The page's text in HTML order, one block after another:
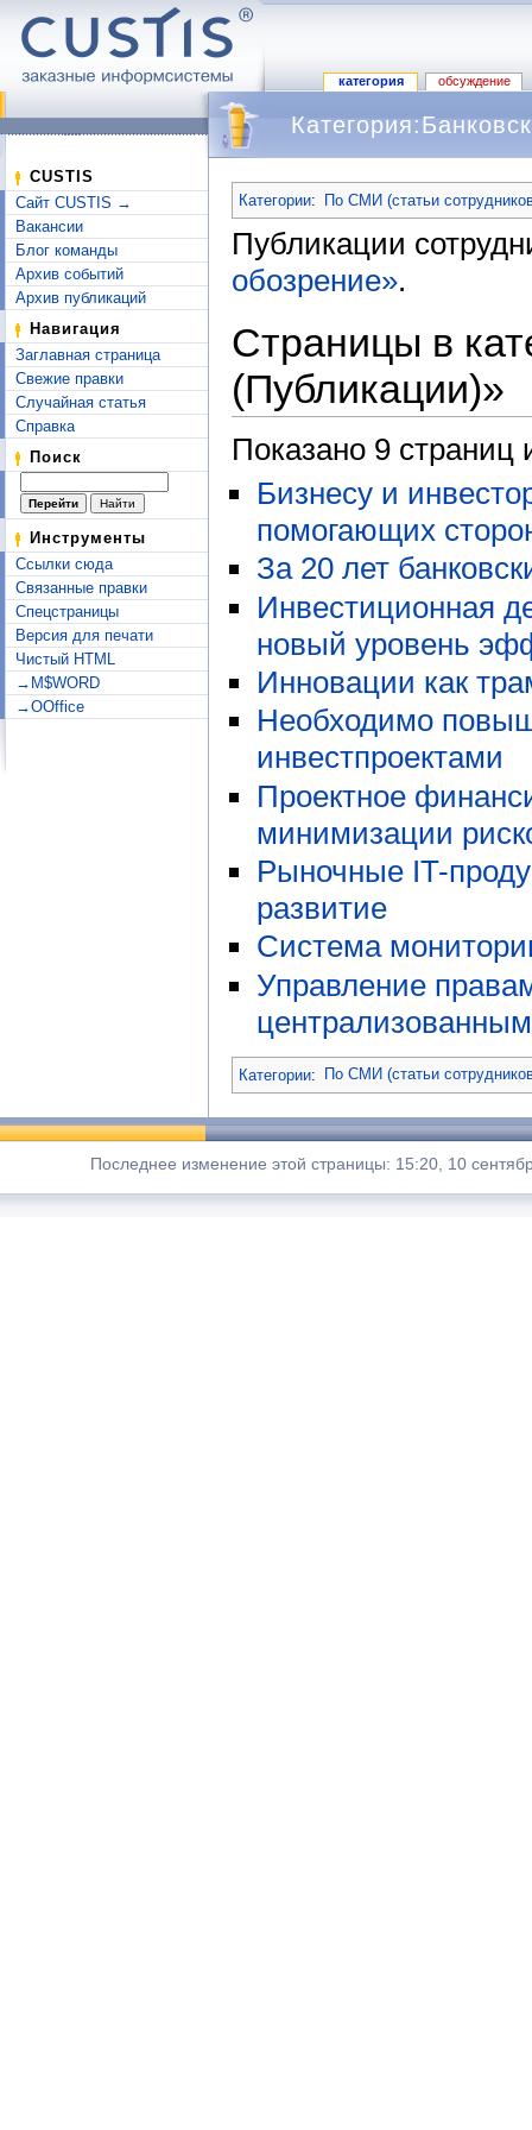
категория обсуждение
CUSTIS
Сайт CUSTIS →
Вакансии
Блог команды
Архив событий
Архив публикаций
Навигация
Заглавная страница
Свежие правки
Случайная статья
Справка
Поиск
Инструменты
Ссылки сюда
Связанные правки
Спецстраницы
Версия для печати
Чистый HTML
→M$WORD
→OOffice
Категории: По СМИ (статьи
Публикации
обозрение».
Страницы в
(Публикации)»
Показано 9 страниц
Бизнесу и
помогающих
За 20 лет
Инвестиционная
новый уровень
Инновации как
Необходимо
инвестпроектами
Проектное
минимизации
Рыночные IT-
развитие
Система
Управление
Категории: По СМИ (статьи
Последнее изменение этой страницы: 15:20, 10